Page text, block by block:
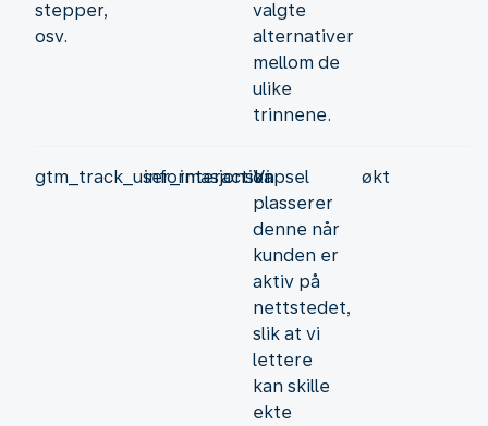
stepper,
osv.
valgte
alternativer
mellom de
ulike
trinnene.
gtm_track_user_interaction
informasjonskapsel
Vi
plasserer
denne når
kunden er
aktiv på
nettstedet,
slik at vi
lettere
kan skille
ekte
økt